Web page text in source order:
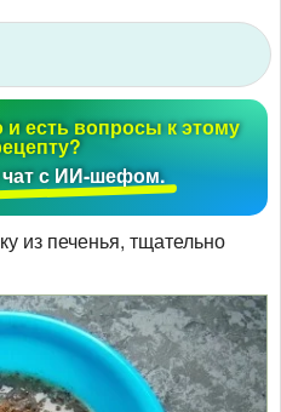
и есть вопросы к этому
чат с ИИ-шефом.
из печенья, тщательно